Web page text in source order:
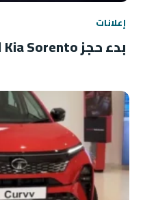
إعلانات
بدء حجز Kia Sorento الهجينة في الهند